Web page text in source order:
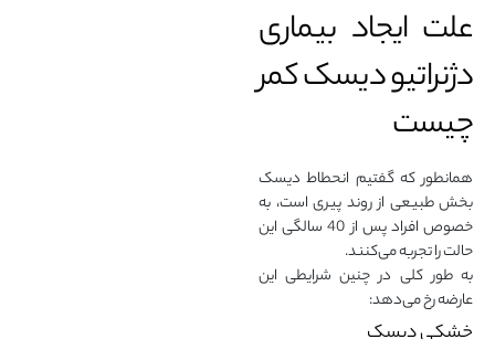
علت ایجاد بیماری
دژنراتیو دیسک کمر
چیست
همانطور که گفتیم انحطاط دیسک
بخش طبیعی از روند پیری است، به
خصوص افراد پس از 40 سالگی این
حالت را تجربه می‌کنند.
به طور کلی در چنین شرایطی این
عارضه رخ می‌دهد: